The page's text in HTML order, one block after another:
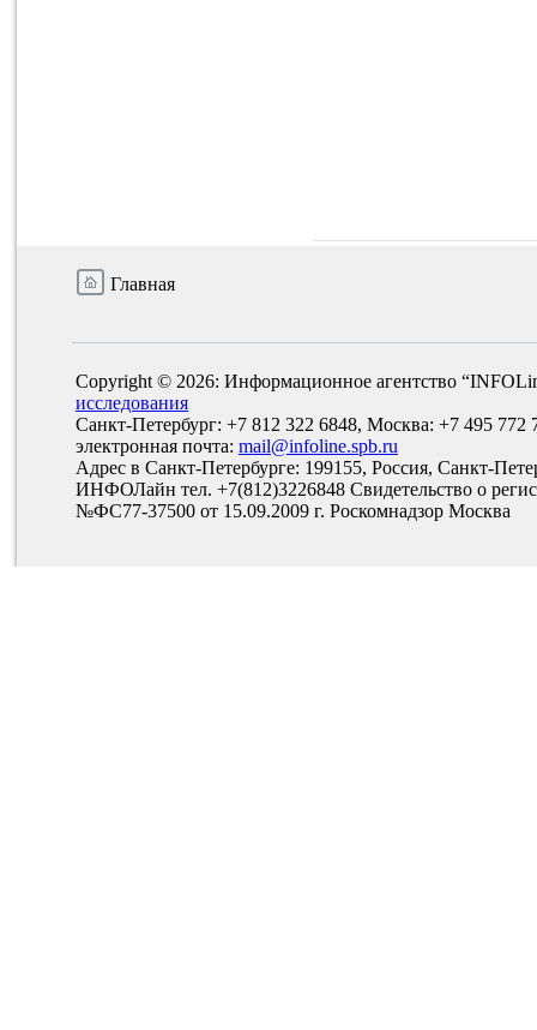
Главная
Copyright © 2026: Информационное агентство
исследования
Санкт-Петербург: +7 812 322 6848, Москва: +7 495 772
электронная почта: mail@infoline.spb.ru
Адрес в Санкт-Петербурге: 199155, Россия, Санкт-
ИНФОЛайн тел. +7(812)3226848 Свидетельство о
№ФС77-37500 от 15.09.2009 г. Роскомнадзор Москва